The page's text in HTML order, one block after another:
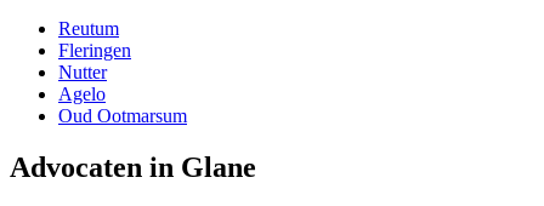
Reutum
Fleringen
Nutter
Agelo
Oud Ootmarsum
Advocaten in Glane